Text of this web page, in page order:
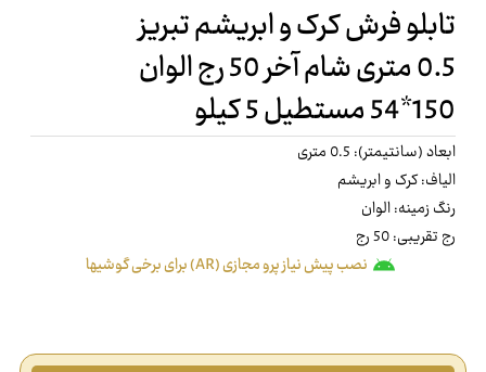
تابلو فرش کرک و ابریشم تبریز
0.5 متری شام آخر 50 رج الوان
150*54 مستطیل 5 کیلو
ابعاد (سانتیمتر): 0.5 متری
الیاف: کرک و ابریشم
رنگ زمینه: الوان
رج تقریبی: 50 رج
نصب پیش نیاز پرو مجازی (AR) برای برخی گوشیها